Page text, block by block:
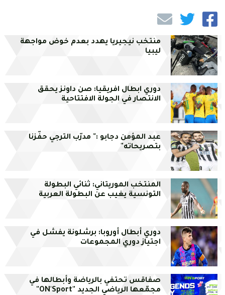
منتخب نيجيريا يهدد بعدم خوض مواجهة
ليبيا
دوري ابطال افريقيا: صن داونز يحقق
الانتصار في الجولة الافتتاحية
عبد المؤمن دجابو :" مدرّب الترجي حفّزنا
بتصريحاته"
المنتخب الموريتاني: ثنائي البطولة
التونسية يغيب عن البطولة العربية
دوري أبطال أوروبا: برشلونة يفشل في
اجتياز دوري المجموعات
صفاقس تحتفي بالرياضة وأبطالها في
مجمّعها الرياضي الجديد "ON'Sport"